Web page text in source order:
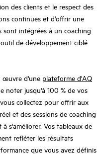
des clients et le respect des
continues et d'offrir une
sont intégrées à un coaching
de développement ciblé
œuvre d'une plateforme d'AQ
noter jusqu'à 100 % de vos
collectez pour offrir aux
et des sessions de coaching
s'améliorer. Vos tableaux de
refléter les résultats
que vous avez définis